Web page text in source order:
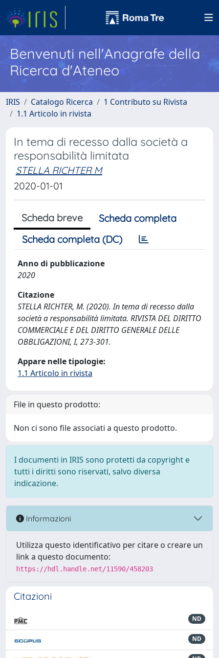
Benvenuti nell'Anagrafe della
Ricerca d'Ateneo
IRIS Catalogo Ricerca
1 Contributo su Rivista
1.1 Articolo in rivista
In tema di recesso dalla società a
responsabilità limitata
STELLA RICHTER M
2020-01-01
Scheda breve
Scheda completa
Scheda completa (DC)
Anno di pubblicazione
2020
Citazione
STELLA RICHTER, M. (2020). In tema di recesso dalla
società a responsabilità limitata. RIVISTA DEL DIRITTO
COMMERCIALE E DEL DIRITTO GENERALE DELLE
OBBLIGAZIONI, I, 273-301.
Appare nelle tipologie:
1.1 Articolo in rivista
File in questo prodotto:
Non ci sono file associati a questo prodotto.
I documenti in IRIS sono protetti da copyright e
tutti i diritti sono riservati, salvo diversa
indicazione.
Informazioni
Utilizza questo identificativo per citare o creare un
link a questo documento:
https://hdl.handle.net/11590/458203
Citazioni
ND
ND